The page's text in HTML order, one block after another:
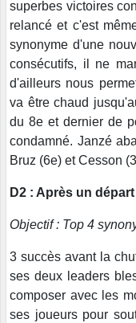
superbes victoires
relancé et c'est
synonyme d'une
consécutifs, il ne
d'ailleurs nous
va être chaud
du 8e et dernier de
condamné. Janzé
Bruz (6e) et Cesson
D2 : Après un
Objectif : Top 4
3 succès avant la
ses deux leaders
composer avec les
ses joueurs pour